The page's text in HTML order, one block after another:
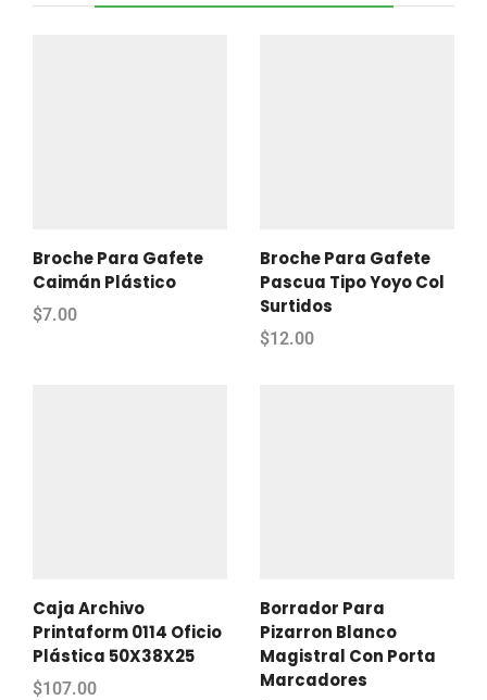
Broche Para Gafete
Caimán Plástico
$7.00
Broche Para Gafete
Pascua Tipo Yoyo Col
Surtidos
$12.00
Caja Archivo
Printaform 0114 Oficio
Plástica 50X38X25
$107.00
Borrador Para
Pizarron Blanco
Magistral Con Porta
Marcadores